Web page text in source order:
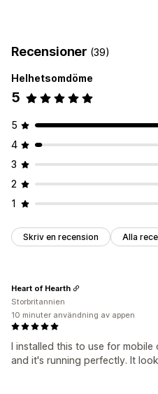
Recensioner (39)
Helhetsomdöme
5
5
4
3
2
1
Skriv en recension Alla
I installed this to use for
and it's running perfectly. It
Heart of Hearth
Storbritannien
10 minuter användning av appen